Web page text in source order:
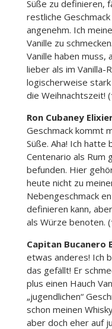
Süße zu definieren,
restliche
angenehm. Ich
Vanille zu
Vanille haben muss,
lieber als im Vanilla-
logischerweise
die Weihnachtszeit! (
Ron Cubaney
Geschmack kommt
Süße. Aha! Ich hatte
Centenario als Rum
befunden. Hier
heute nicht zu
Nebengeschmack
definieren kann,
als Würze benoten. (
Capitan Bucanero
etwas anderes! Ich
das gefällt! Er
plus einen Hauch
„jugendlichen“
schon meinen
aber doch eher auf